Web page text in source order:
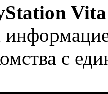
Vita
с